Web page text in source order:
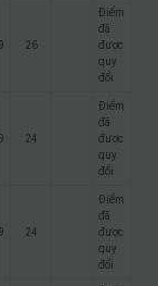
26
Điểm
đã
được
quy
đổi
24
Điểm
đã
được
quy
đổi
24
Điểm
đã
được
quy
đổi